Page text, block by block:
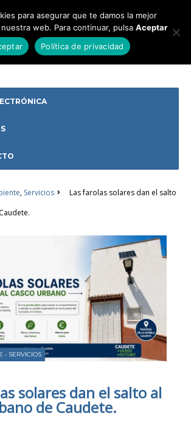
, Servicios
Las farolas solares dan el salto
• SERVICIOS
solares dan el salto al
de Caudete.
para asegurar que te damos la mejor
web. Para continuar, pulsa Aceptar
Política de privacidad